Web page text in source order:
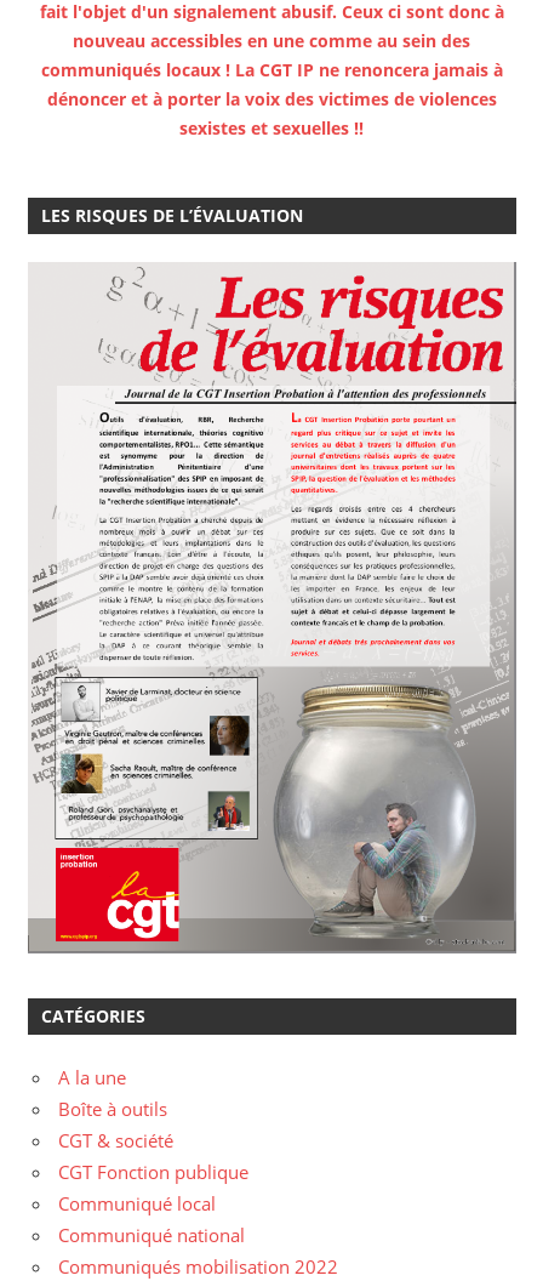
fait l'objet d'un signalement abusif. Ceux ci sont donc à
nouveau accessibles en une comme au sein des
communiqués locaux ! La CGT IP ne renoncera jamais à
dénoncer et à porter la voix des victimes de violences
sexistes et sexuelles !!
LES RISQUES DE L’ÉVALUATION
CATÉGORIES
A la une
Boîte à outils
CGT & société
CGT Fonction publique
Communiqué local
Communiqué national
Communiqués mobilisation 2022